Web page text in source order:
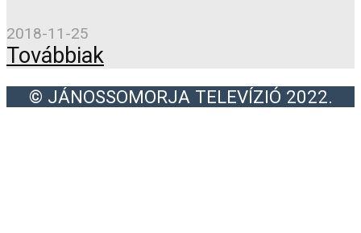
2018-11-25
Továbbiak
© JÁNOSSOMORJA TELEVÍZIÓ 2022.